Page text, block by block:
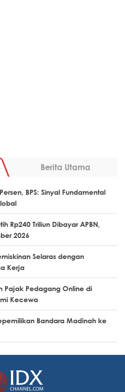
Berita Utama
BPS: Sinyal Fundamental
Rp240 Triliun Dibayar APBN,
2026
Selaras dengan
Kerja
Pajak Pedagang Online di
Kecewa
Bandara Madinah ke